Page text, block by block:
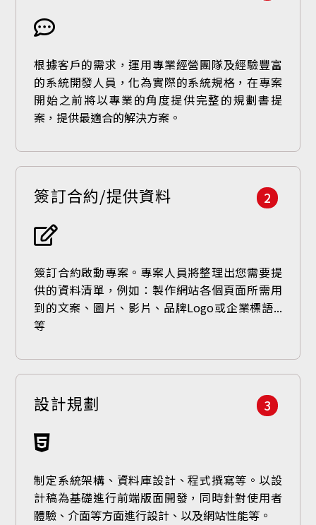
根據客戶的需求，運用專業經營團隊及經驗豐富
的系統開發人員，化為實際的系統規格，在專案
開始之前將以專業的角度提供完整的規劃書提
案，提供最適合的解決方案。
2
簽訂合約/提供資料
簽訂合約啟動專案。專案人員將整理出您需要提
供的資料清單，例如：製作網站各個頁面所需用
到的文案、圖片、影片、品牌Logo或企業標語...
等
3
設計規劃
制定系統架構、資料庫設計、程式撰寫等。以設
計稿為基礎進行前端版面開發，同時針對使用者
體驗、介面等方面進行設計、以及網站性能等。